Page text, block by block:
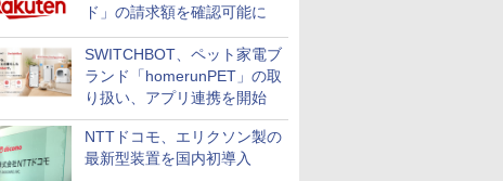
ド」の請求額を確認可能に
SWITCHBOT、ペット家電ブ
ランド「homerunPET」の取
り扱い、アプリ連携を開始
NTTドコモ、エリクソン製の
最新型装置を国内初導入